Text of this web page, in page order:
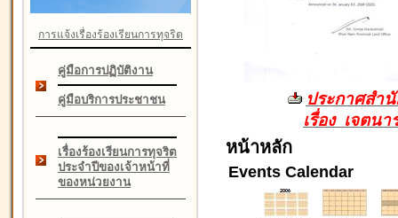
การแจ้งเรื่องร้องเรียนการทุจริต
คู่มือการปฏิบัติงาน
คู่มือบริการประชาชน
เรื่องร้องเรียนการทุจริต
ประจำปีของเจ้าหน้าที่
ของหน่วยงาน
ประกาศสำ
เรื่อง เจตน
หน้าหลัก
Events Calendar